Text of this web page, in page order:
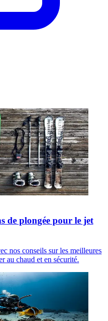
de plongée pour le jet
nos conseils sur les meilleures
au chaud et en sécurité.